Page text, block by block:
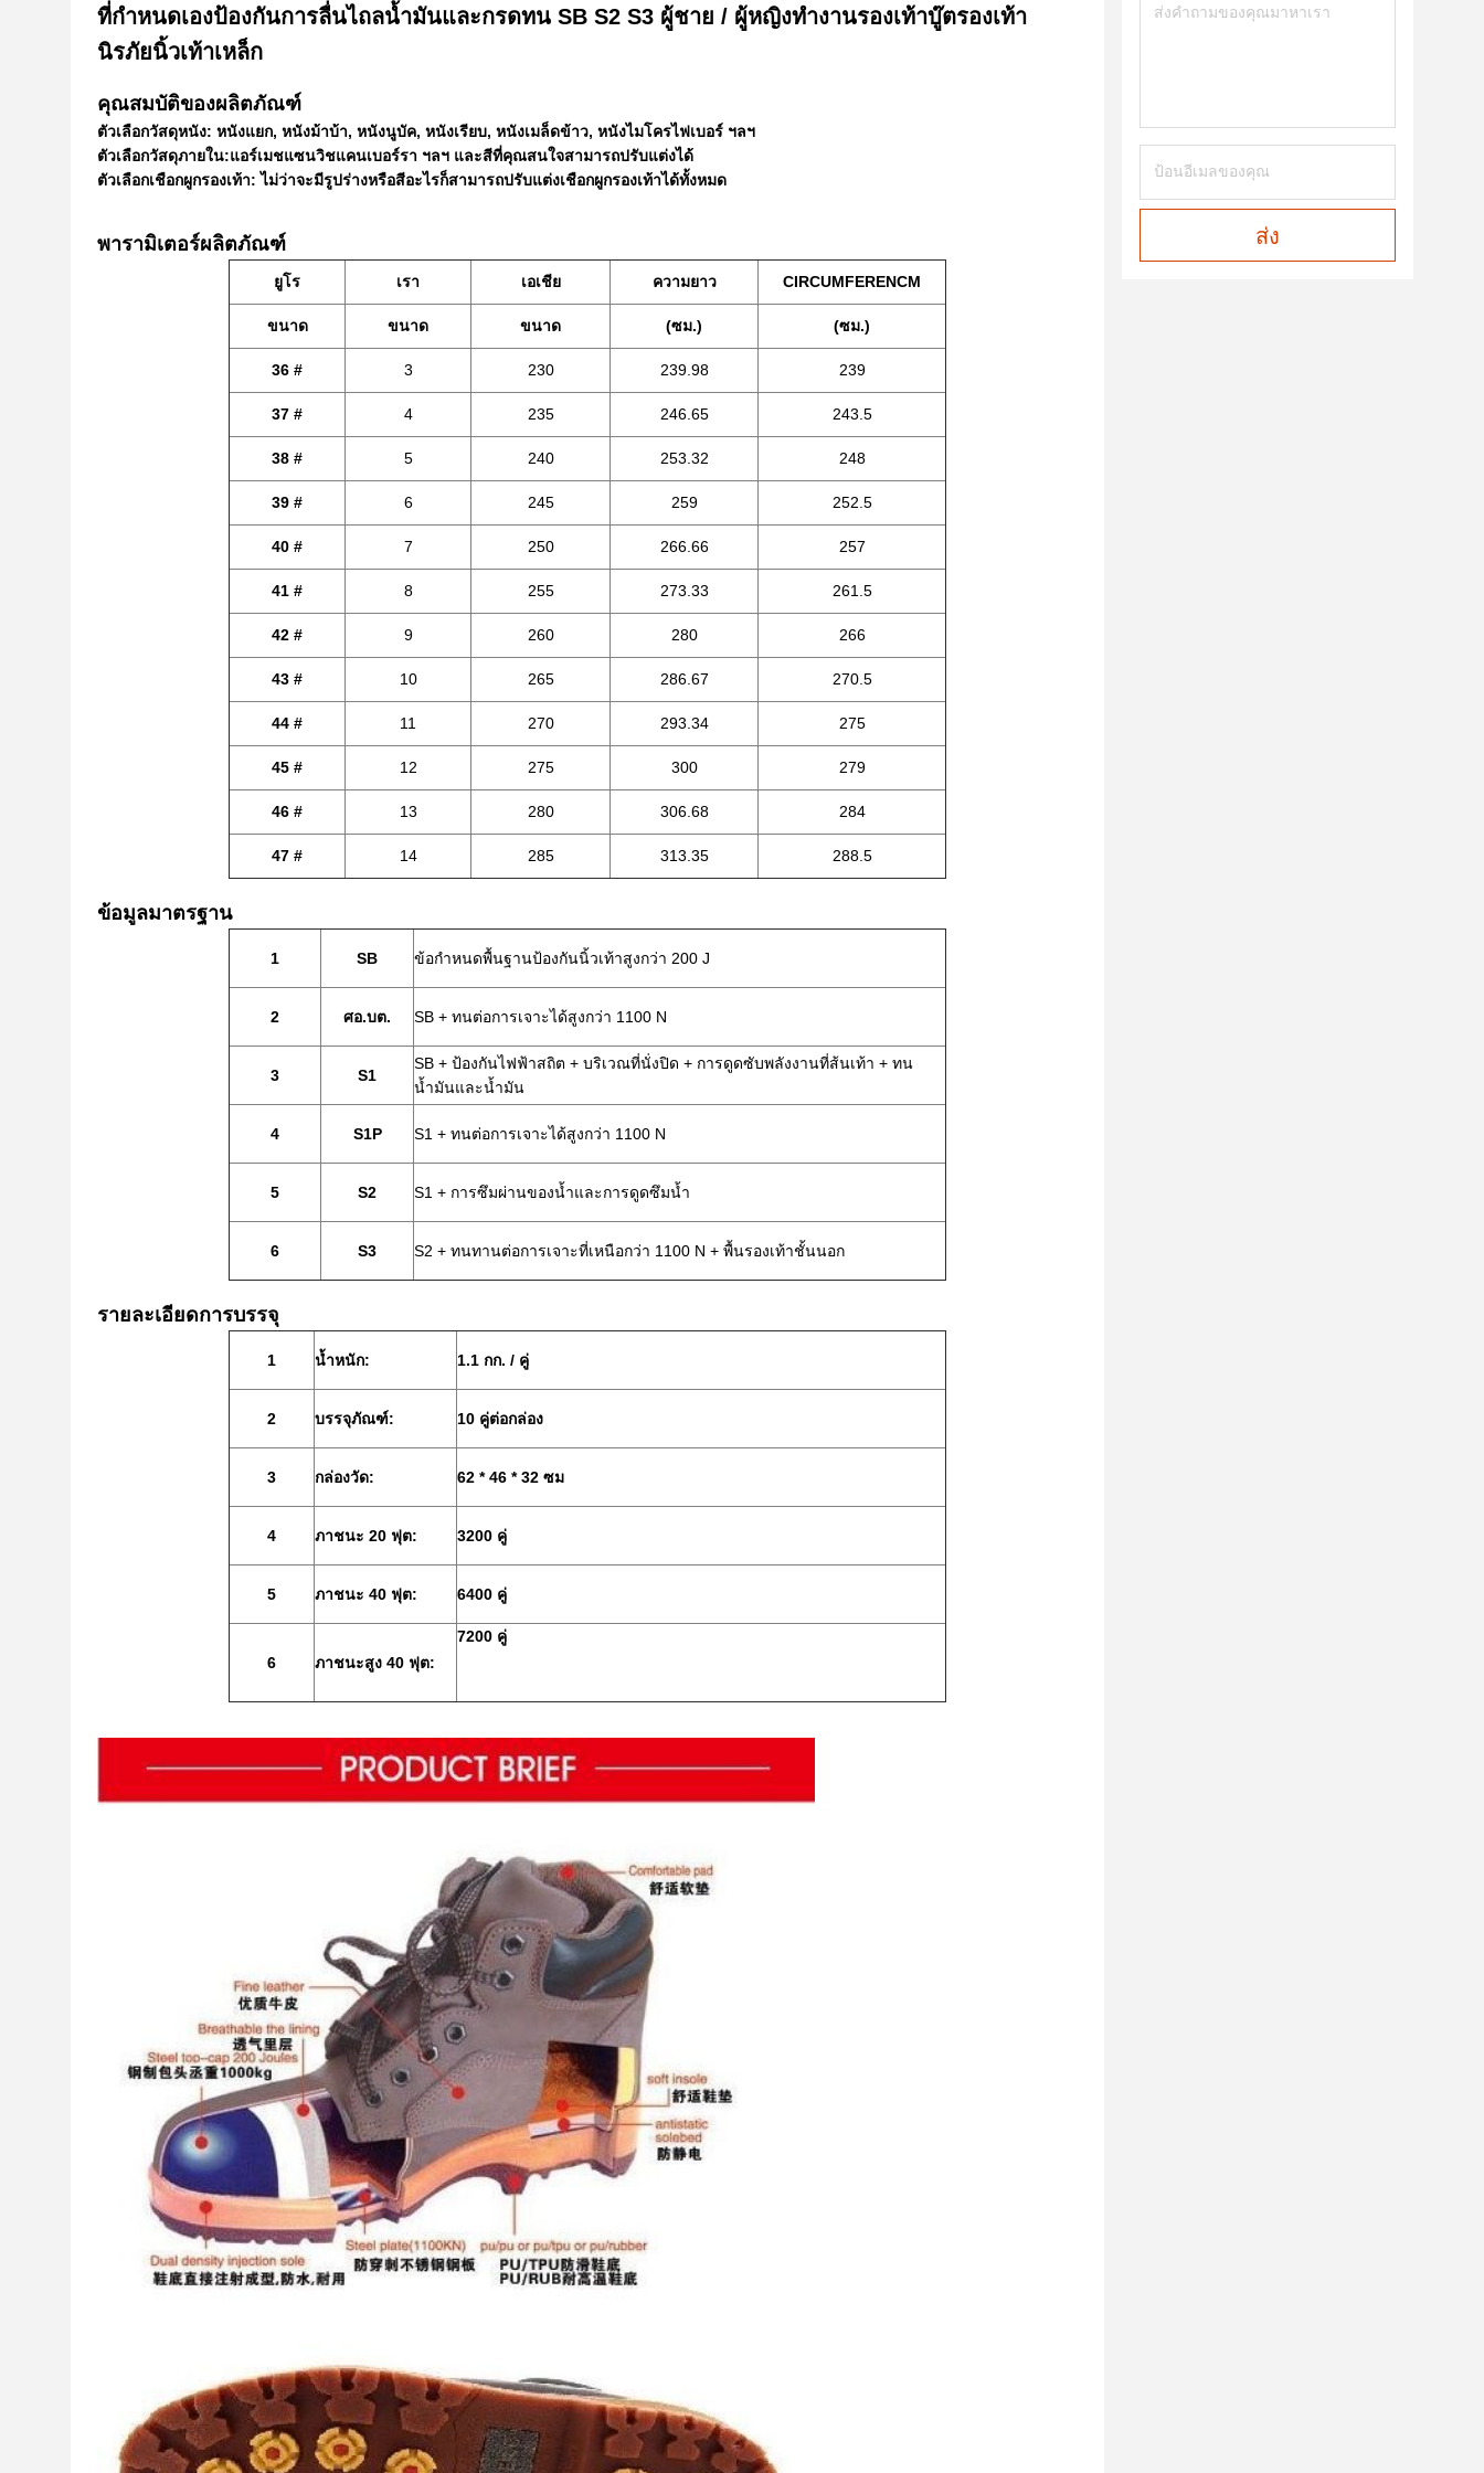
ที่กำหนดเองป้องกันการลื่นไถลน้ำมันและกรดทน SB S2 S3 ผู้ชาย / ผู้หญิงทำงานรองเท้าบู๊ตรองเท้า
นิรภัยนิ้วเท้าเหล็ก
คุณสมบัติของผลิตภัณฑ์
ตัวเลือกวัสดุหนัง: หนังแยก, หนังม้าบ้า, หนังนูบัค, หนังเรียบ, หนังเมล็ดข้าว, หนังไมโครไฟเบอร์ ฯลฯ
ตัวเลือกวัสดุภายใน:แอร์เมชแซนวิชแคนเบอร์รา ฯลฯ และสีที่คุณสนใจสามารถปรับแต่งได้
ตัวเลือกเชือกผูกรองเท้า: ไม่ว่าจะมีรูปร่างหรือสีอะไรก็สามารถปรับแต่งเชือกผูกรองเท้าได้ทั้งหมด
พารามิเตอร์ผลิตภัณฑ์
ยูโร เรา เอเชีย ความยาว CIRCUMFERENCM
ขนาด ขนาด ขนาด (ซม.) (ซม.)
36 # 3 230 239.98 239
37 # 4 235 246.65 243.5
38 # 5 240 253.32 248
39 # 6 245 259 252.5
40 # 7 250 266.66 257
41 # 8 255 273.33 261.5
42 # 9 260 280 266
43 # 10 265 286.67 270.5
44 # 11 270 293.34 275
45 # 12 275 300 279
46 # 13 280 306.68 284
47 # 14 285 313.35 288.5
ข้อมูลมาตรฐาน
1 SB ข้อกำหนดพื้นฐานป้องกันนิ้วเท้าสูงกว่า 200 J
2 ศอ.บต. SB + ทนต่อการเจาะได้สูงกว่า 1100 N
3 S1
SB + ป้องกันไฟฟ้าสถิต + บริเวณที่นั่งปิด + การดูดซับพลังงานที่ส้นเท้า + ทน
น้ำมันและน้ำมัน
4 S1P S1 + ทนต่อการเจาะได้สูงกว่า 1100 N
5 S2 S1 + การซึมผ่านของน้ำและการดูดซึมน้ำ
6 S3 S2 + ทนทานต่อการเจาะที่เหนือกว่า 1100 N + พื้นรองเท้าชั้นนอก
รายละเอียดการบรรจุ
1 น้ำหนัก: 1.1 กก. / คู่
2 บรรจุภัณฑ์: 10 คู่ต่อกล่อง
3 กล่องวัด: 62 * 46 * 32 ซม
4 ภาชนะ 20 ฟุต: 3200 คู่
5 ภาชนะ 40 ฟุต: 6400 คู่
6 ภาชนะสูง 40 ฟุต:
7200 คู่
ส่ง